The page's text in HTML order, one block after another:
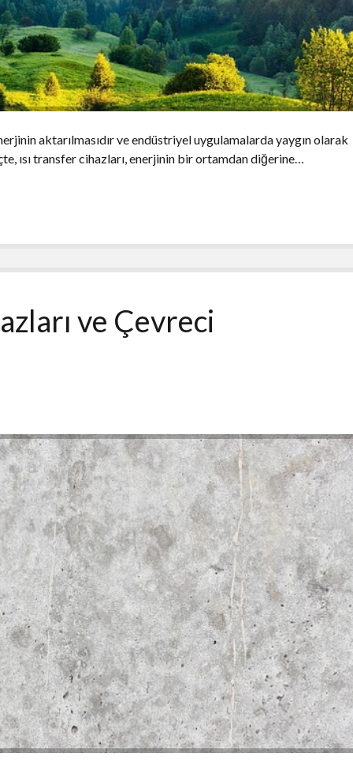
aktarılmasıdır ve endüstriyel uygulamalarda yaygın olarak
ısı transfer cihazları, enerjinin bir ortamdan diğerine…
ve Çevreci